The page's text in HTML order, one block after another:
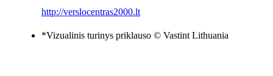
http://verslocentras2000.lt
*Vizualinis turinys priklauso © Vastint Lithuania